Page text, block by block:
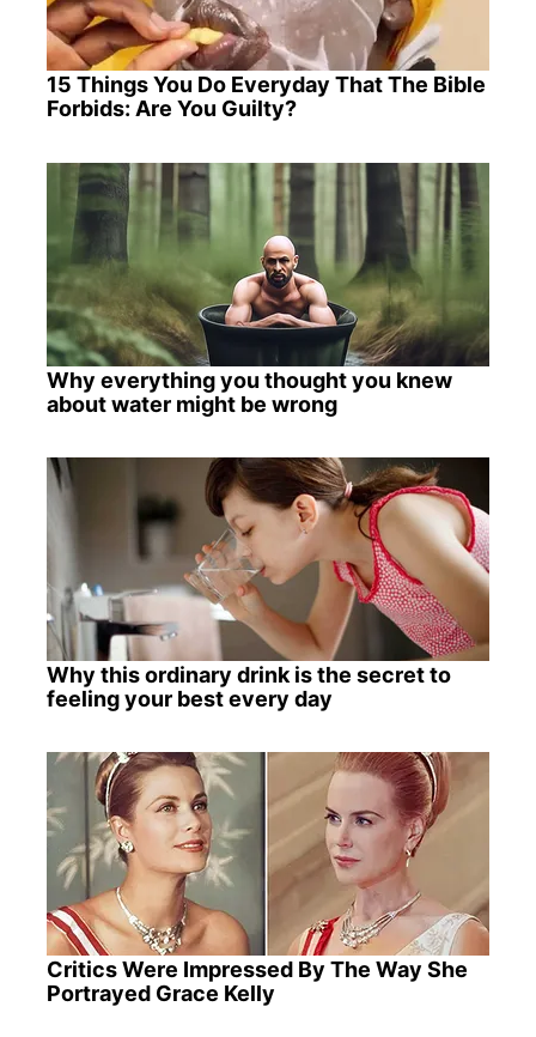
15 Things You Do Everyday That The Bible
Forbids: Are You Guilty?
Why everything you thought you knew
about water might be wrong
Why this ordinary drink is the secret to
feeling your best every day
Critics Were Impressed By The Way She
Portrayed Grace Kelly